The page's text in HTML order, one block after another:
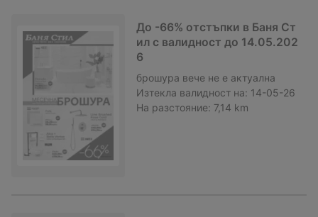
До -66% отстъпки в Баня Ст
ил с валидност до 14.05.202
6
брошура вече не е актуална
Изтекла валидност на: 14-05-26
На разстояние: 7,14 km